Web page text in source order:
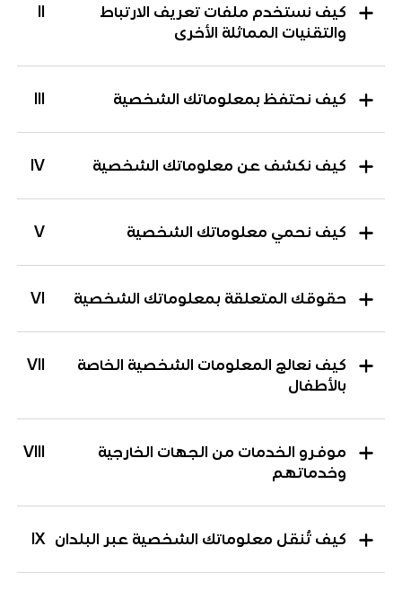
كيف نستخدم ملفات تعريف الارتباط
والتقنيات المماثلة الأخرى
كيف نحتفظ بمعلوماتك الشخصية
IV كيف نكشف عن معلوماتك الشخصية
V كيف نحمي معلوماتك الشخصية
VI حقوقك المتعلقة بمعلوماتك الشخصية
VII
كيف نعالج المعلومات الشخصية الخاصة
بالأطفال
VIII
موفرو الخدمات من الجهات الخارجية
وخدماتهم
IX كيف تُنقل معلوماتك الشخصية عبر البلدان